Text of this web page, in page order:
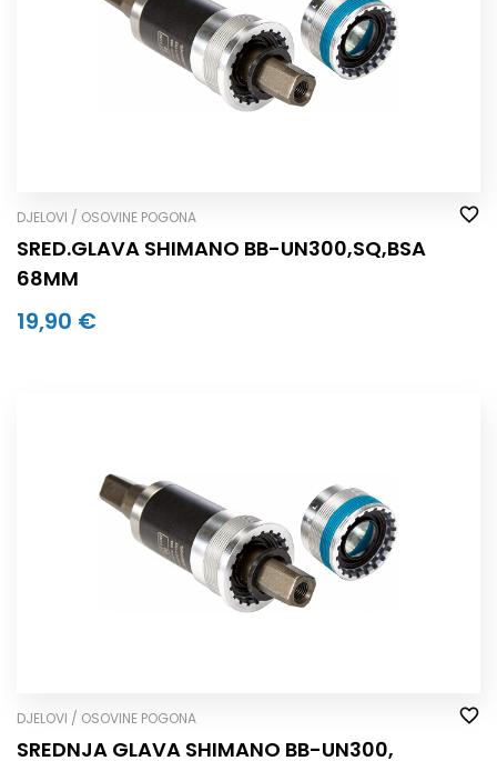
DJELOVI / OSOVINE POGONA
SRED.GLAVA SHIMANO BB-UN300,SQ,BSA
68MM
19,90 €
DJELOVI / OSOVINE POGONA
SREDNJA GLAVA SHIMANO BB-UN300,